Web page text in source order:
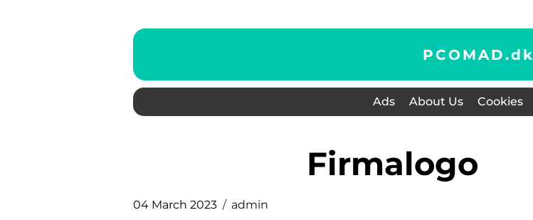
PCOMAD.dk
Ads About Us Cookies
firmalogo
04 March 2023 admin